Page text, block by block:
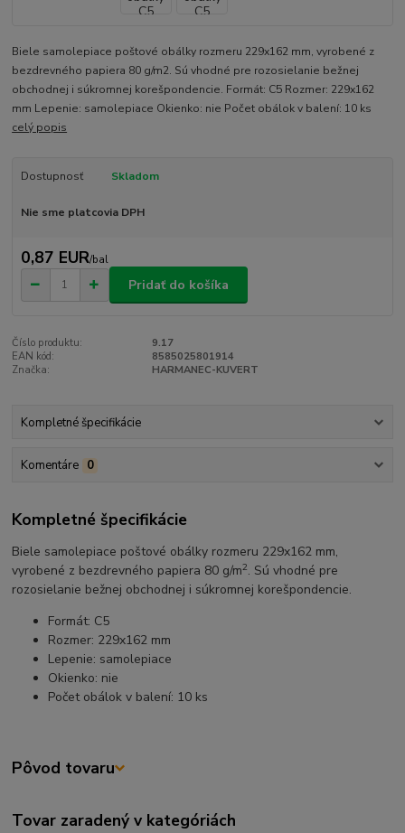
Biele samolepiace poštové obálky rozmeru 229x162 mm, vyrobené z
bezdrevného papiera 80 g/m2. Sú vhodné pre rozosielanie bežnej
obchodnej i súkromnej korešpondencie. Formát: C5 Rozmer: 229x162
mm Lepenie: samolepiace Okienko: nie Počet obálok v balení: 10 ks
celý popis
Dostupnosť Skladom
Nie sme platcovia DPH
0,87 EUR/bal
Pridať do košíka
Číslo produktu:
9.17
EAN kód:
8585025801914
Značka:
HARMANEC-KUVERT
Kompletné špecifikácie
Komentáre 0
Kompletné špecifikácie
Biele samolepiace poštové obálky rozmeru 229x162 mm,
vyrobené z bezdrevného papiera 80 g/m2. Sú vhodné pre
rozosielanie bežnej obchodnej i súkromnej korešpondencie.
Formát: C5
Rozmer: 229x162 mm
Lepenie: samolepiace
Okienko: nie
Počet obálok v balení: 10 ks
Pôvod tovaru
Tovar zaradený v kategóriách